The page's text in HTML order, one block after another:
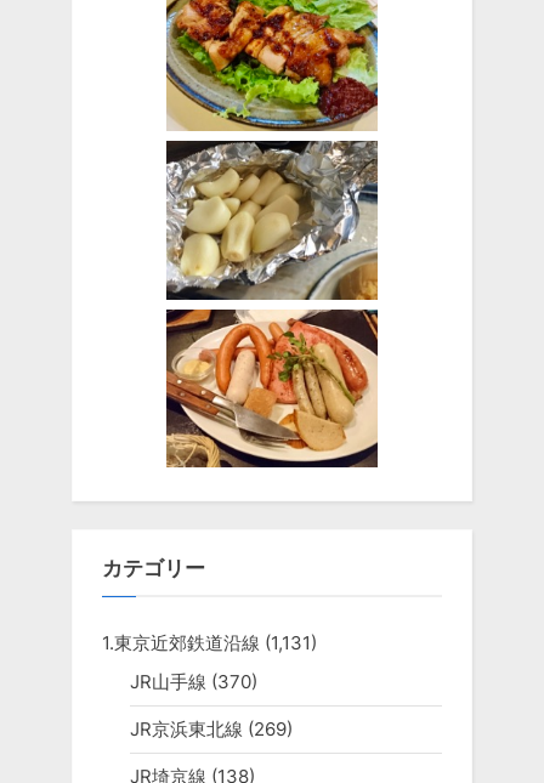
カテゴリー
1.東京近郊鉄道沿線 (1,131)
JR山手線 (370)
JR京浜東北線 (269)
JR埼京線 (138)